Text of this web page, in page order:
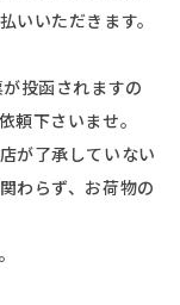
いいただきます。
投函されますの
頼下さいませ。
が了承していない
わらず、お荷物の